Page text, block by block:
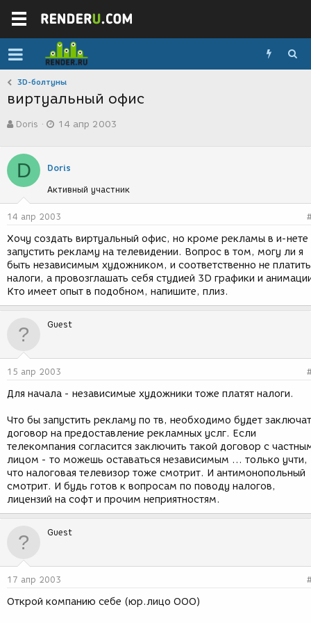
3D-болтуны
виртуальный офис
в
о
р
т
е
м
ы
Doris
а
с
з
д
а
и
я
14 апр 2003
D Doris
Активный участник
14 апр 2003
Хочу создать виртуальный офис, но кроме рекламы в и-нете
запустить рекламу на телевидении. Вопрос в том, могу ли я
быть независимым художником, и соответственно не платить
налоги, а провозглашать себя студией 3D графики и
Кто имеет опыт в подобном, напишите, плиз.
Guest
15 апр 2003
Для начала - независимые художники тоже платят налоги.
Что бы запустить рекламу по тв, необходимо будет
договор на предоставление рекламных услг. Если
телекомпания согласится заключить такой договор с
лицом - то можешь оставаться независимым ... только учти,
что налоговая телевизор тоже смотрит. И антимонопольный
смотрит. И будь готов к вопросам по поводу налогов,
лицензий на софт и прочим неприятностям.
Guest
17 апр 2003
Открой компанию себе (юр.лицо ООО)